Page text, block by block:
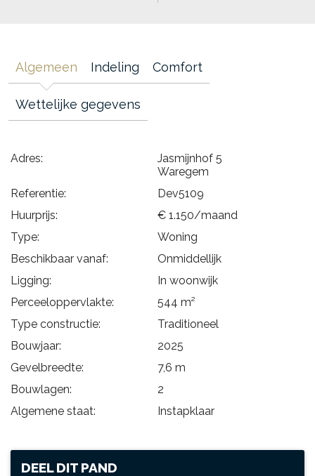
Algemeen Indeling Comfort
Wettelijke gegevens
Adres:
Jasmijnhof 5
Waregem
Referentie:
Dev5109
Huurprijs:
€ 1.150/maand
Type:
Woning
Beschikbaar vanaf:
Onmiddellijk
Ligging:
In woonwijk
Perceeloppervlakte:
544 m²
Type constructie:
Traditioneel
Bouwjaar:
2025
Gevelbreedte:
7,6 m
Bouwlagen:
2
Algemene staat:
Instapklaar
DEEL DIT PAND